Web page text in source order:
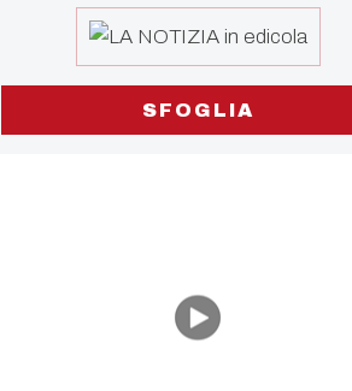
SFOGLIA